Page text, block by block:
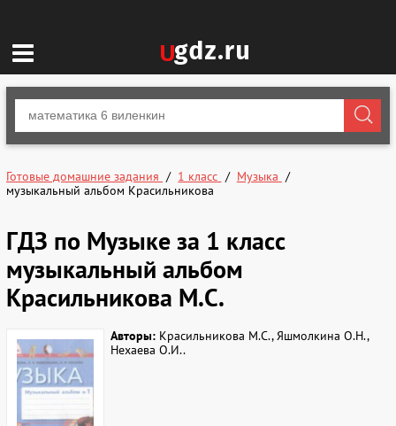
Готовые домашние задания 1 класс
Музыка
музыкальный альбом Красильникова
ГДЗ по Музыке за 1 класс
музыкальный альбом
Красильникова М.С.
Авторы: Красильникова М.С., Яшмолкина О.Н.,
Нехаева О.И..